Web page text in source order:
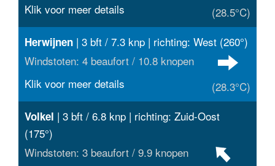
(28.5°C)
Klik voor meer details
Herwijnen | 3 bft / 7.3 knp | richting: West (260°)
Windstoten: 4 beaufort / 10.8 knopen
(28.3°C)
Klik voor meer details
Volkel | 3 bft / 6.8 knp | richting: Zuid-Oost
(175°)
Windstoten: 3 beaufort / 9.9 knopen